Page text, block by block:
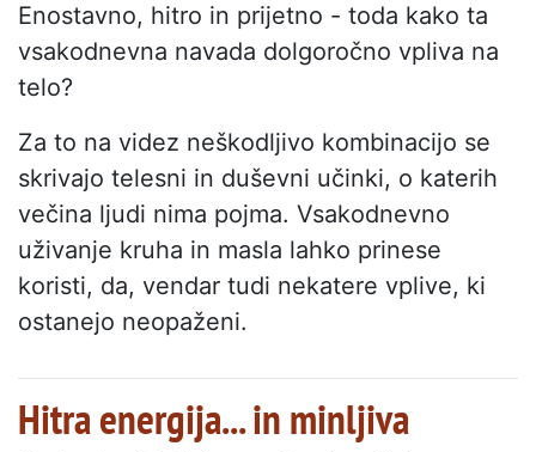
Enostavno, hitro in prijetno - toda kako ta
vsakodnevna navada dolgoročno vpliva na
telo?
Za to na videz neškodljivo kombinacijo se
skrivajo telesni in duševni učinki, o katerih
večina ljudi nima pojma. Vsakodnevno
uživanje kruha in masla lahko prinese
koristi, da, vendar tudi nekatere vplive, ki
ostanejo neopaženi.
Hitra energija... in minljiva